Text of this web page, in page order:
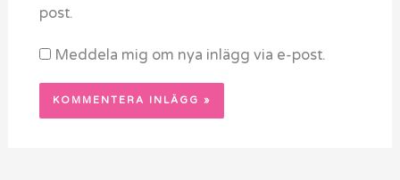
post.
Meddela mig om nya inlägg via e-post.